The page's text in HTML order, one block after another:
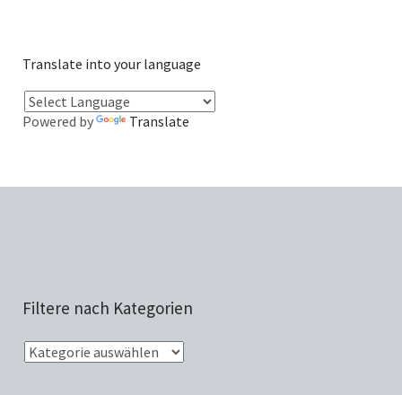
Translate into your language
Powered by Translate
Filtere nach Kategorien